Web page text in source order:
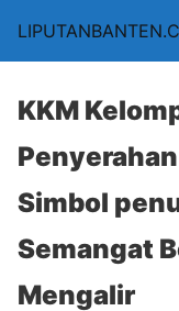
KKM
Simbol
Semangat
Mengalir